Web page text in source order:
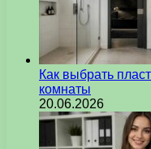
Как выбрать
комнаты
20.06.2026